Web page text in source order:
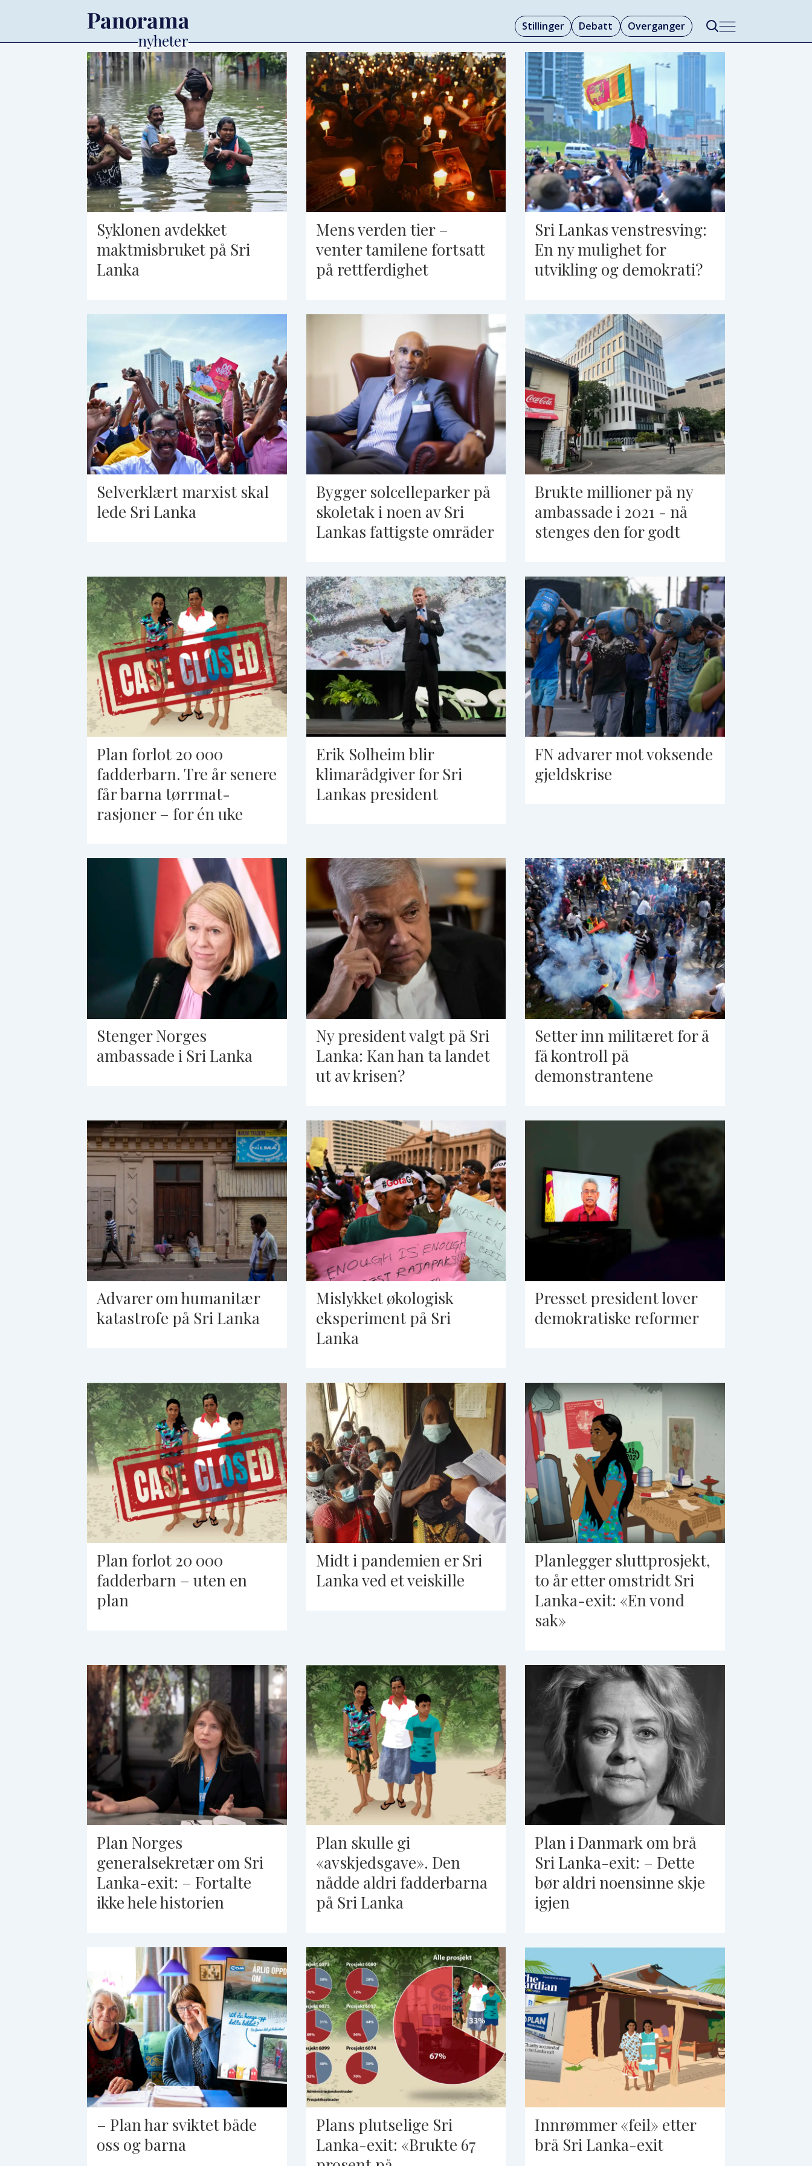
Stillinger Debatt Overganger
Syklonen avdekket
maktmisbruket på Sri
Lanka
Mens verden tier –
venter tamilene fortsatt
på rettferdighet
Sri Lankas venstresving:
En ny mulighet for
utvikling og demokrati?
Selverklært marxist skal
lede Sri Lanka
Bygger solcelleparker på
skoletak i noen av Sri
Lankas fattigste områder
Brukte millioner på ny
ambassade i 2021 - nå
stenges den for godt
Plan forlot 20 000
fadderbarn. Tre år senere
får barna tørrmat-
rasjoner – for én uke
Erik Solheim blir
klimarådgiver for Sri
Lankas president
FN advarer mot voksende
gjeldskrise
Stenger Norges
ambassade i Sri Lanka
Ny president valgt på Sri
Lanka: Kan han ta landet
ut av krisen?
Setter inn militæret for å
få kontroll på
demonstrantene
Advarer om humanitær
katastrofe på Sri Lanka
Mislykket økologisk
eksperiment på Sri
Lanka
Presset president lover
demokratiske reformer
Plan forlot 20 000
fadderbarn – uten en
plan
Midt i pandemien er Sri
Lanka ved et veiskille
Planlegger sluttprosjekt,
to år etter omstridt Sri
Lanka-exit: «En vond
sak»
Plan Norges
generalsekretær om Sri
Lanka-exit: – Fortalte
ikke hele historien
Plan skulle gi
«avskjedsgave». Den
nådde aldri fadderbarna
på Sri Lanka
Plan i Danmark om brå
Sri Lanka-exit: – Dette
bør aldri noensinne skje
igjen
– Plan har sviktet både
oss og barna
Plans plutselige Sri
Lanka-exit: «Brukte 67
Innrømmer «feil» etter
brå Sri Lanka-exit